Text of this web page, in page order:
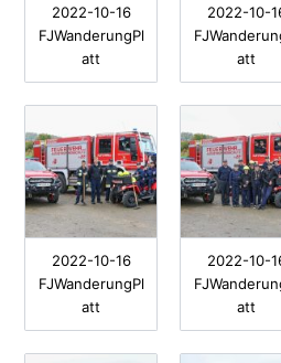
2022-10-16
FJWanderungPl
att
2022-10-
att
2022-10-16
FJWanderungPl
att
2022-10-
att